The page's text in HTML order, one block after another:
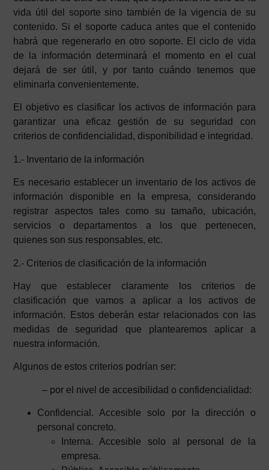
vida útil del soporte sino también de la vigencia de su
contenido. Si el soporte caduca antes que el contenido
habrá que regenerarlo en otro soporte. El ciclo de vida
de la información determinará el momento en el cual
dejará de ser útil, y por tanto cuándo tenemos que
eliminarla convenientemente.
El objetivo es clasificar los activos de información para
garantizar una eficaz gestión de su seguridad con
criterios de confidencialidad, disponibilidad e integridad.
1.- Inventario de la información
Es necesario establecer un inventario de los activos de
información disponible en la empresa, considerando
registrar aspectos tales como su tamaño, ubicación,
servicios o departamentos a los que pertenecen,
quienes son sus responsables, etc.
2.- Criterios de clasificación de la información
Hay que establecer claramente los criterios de
clasificación que vamos a aplicar a los activos de
información. Estos deberán estar relacionados con las
medidas de seguridad que plantearemos aplicar a
nuestra información.
Algunos de estos criterios podrían ser:
– por el nivel de accesibilidad o confidencialidad:
Confidencial. Accesible solo por la dirección o
personal concreto.
Interna. Accesible solo al personal de la
empresa.